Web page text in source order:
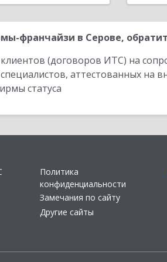
франчайзи в Серове,
(договоров ИТС) на
аттестованных на
статуса
Политика
конфиденциальности
Замечания по сайту
Другие сайты